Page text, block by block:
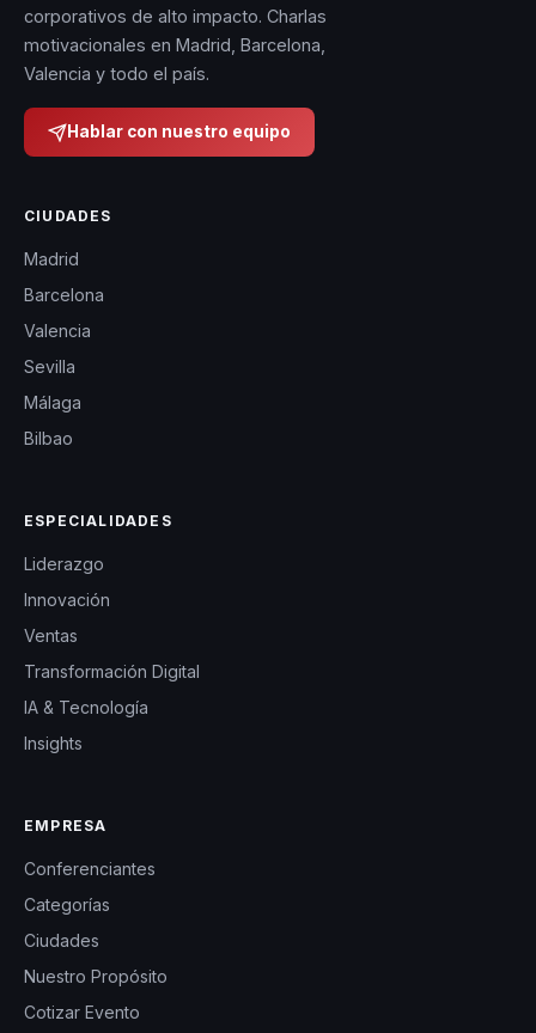
corporativos de alto impacto. Charlas
motivacionales en Madrid, Barcelona,
Valencia y todo el país.
Hablar con nuestro equipo
CIUDADES
Madrid
Barcelona
Valencia
Sevilla
Málaga
Bilbao
ESPECIALIDADES
Liderazgo
Innovación
Ventas
Transformación Digital
IA & Tecnología
Insights
EMPRESA
Conferenciantes
Categorías
Ciudades
Nuestro Propósito
Cotizar Evento